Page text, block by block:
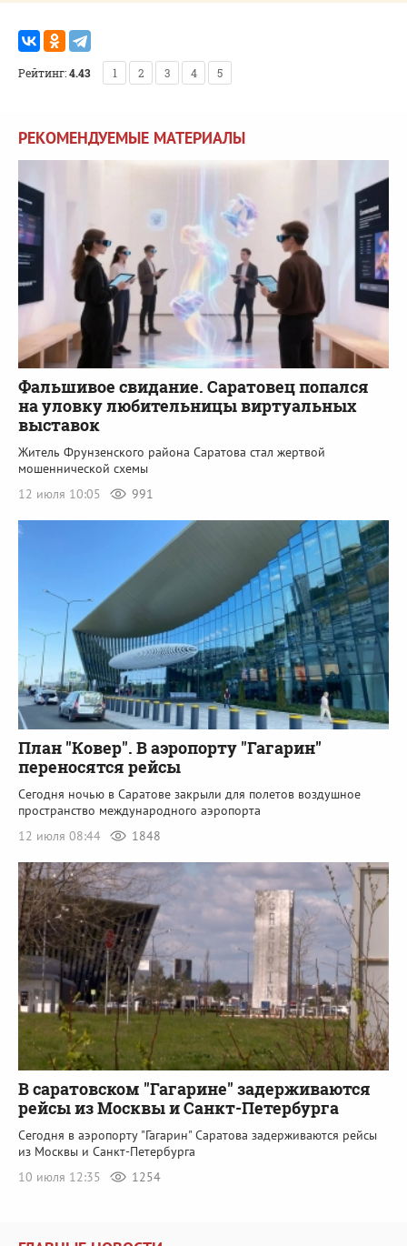
Рейтинг:4.43 1 2 3 4 5
РЕКОМЕНДУЕМЫЕ МАТЕРИАЛЫ
Фальшивое свидание. Саратовец попался
на уловку любительницы виртуальных
выставок
Житель Фрунзенского района Саратова стал жертвой
мошеннической схемы
12 июля 10:05
991
План "Ковер". В аэропорту "Гагарин"
переносятся рейсы
Сегодня ночью в Саратове закрыли для полетов воздушное
пространство международного аэропорта
12 июля 08:44
1848
В саратовском "Гагарине" задерживаются
рейсы из Москвы и Санкт-Петербурга
Сегодня в аэропорту "Гагарин" Саратова задерживаются рейсы
из Москвы и Санкт-Петербурга
10 июля 12:35
1254